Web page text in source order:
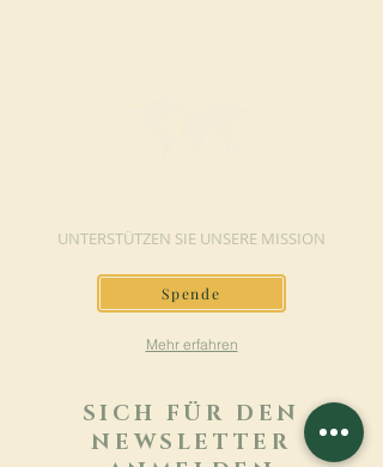
UNTERSTÜTZEN SIE UNSERE MISSION
Spende
Mehr erfahren
SICH FÜR DEN
NEWSLETTER